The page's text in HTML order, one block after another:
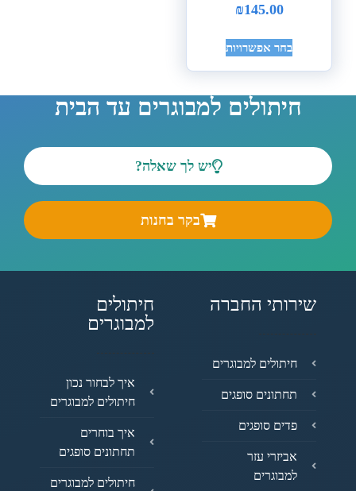
₪145.00
בחר אפשרויות
חיתולים למבוגרים עד הבית
יש לך שאלה?
בקר בחנות
שירותי החברה
חיתולים למבוגרים
תחתונים סופגים
פדים סופגים
אביזרי עזר
למבוגרים
חיתולים
למבוגרים
איך לבחור נכון
חיתולים למבוגרים
איך בוחרים
תחתונים סופגים
חיתולים למבוגרים